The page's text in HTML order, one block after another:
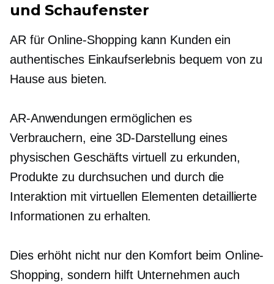
und Schaufenster
AR für Online-Shopping kann Kunden ein
authentisches Einkaufserlebnis bequem von zu
Hause aus bieten.
AR-Anwendungen ermöglichen es
Verbrauchern, eine 3D-Darstellung eines
physischen Geschäfts virtuell zu erkunden,
Produkte zu durchsuchen und durch die
Interaktion mit virtuellen Elementen detaillierte
Informationen zu erhalten.
Dies erhöht nicht nur den Komfort beim Online-
Shopping, sondern hilft Unternehmen auch